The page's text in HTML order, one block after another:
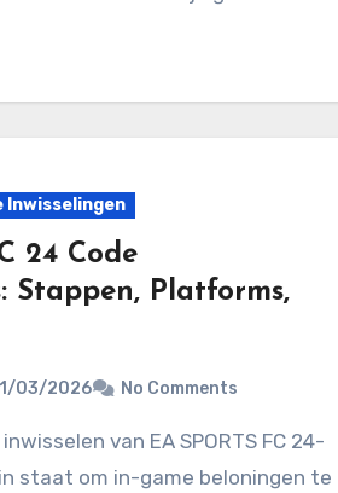
Inwisselingen
24 Code
Stappen, Platforms,
03/2026 No Comments
staat om in-game beloningen te